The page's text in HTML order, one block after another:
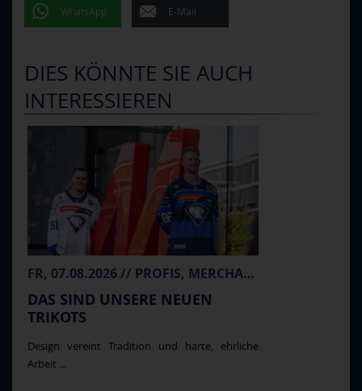
WhatsApp E-Mail
DIES KÖNNTE SIE AUCH
INTERESSIEREN
FR, 07.08.2026 // PROFIS, MERCHANDISE
DAS SIND UNSERE NEUEN
TRIKOTS
Design vereint Tradition und harte, ehrliche
Arbeit ...